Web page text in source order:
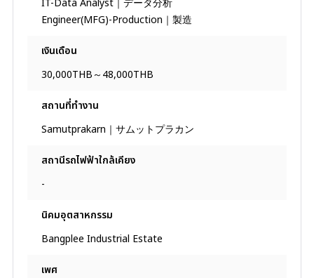
IT-Data Analyst｜データ分析
Engineer(MFG)-Production｜製造
เงินเดือน
30,000THB～48,000THB
สถานที่ทํางาน
Samutprakarn｜サムットプラカン
สถานีรถไฟฟ้าใกล้เคียง
-
นิคมอุตสาหกรรม
Bangplee Industrial Estate
เพศ